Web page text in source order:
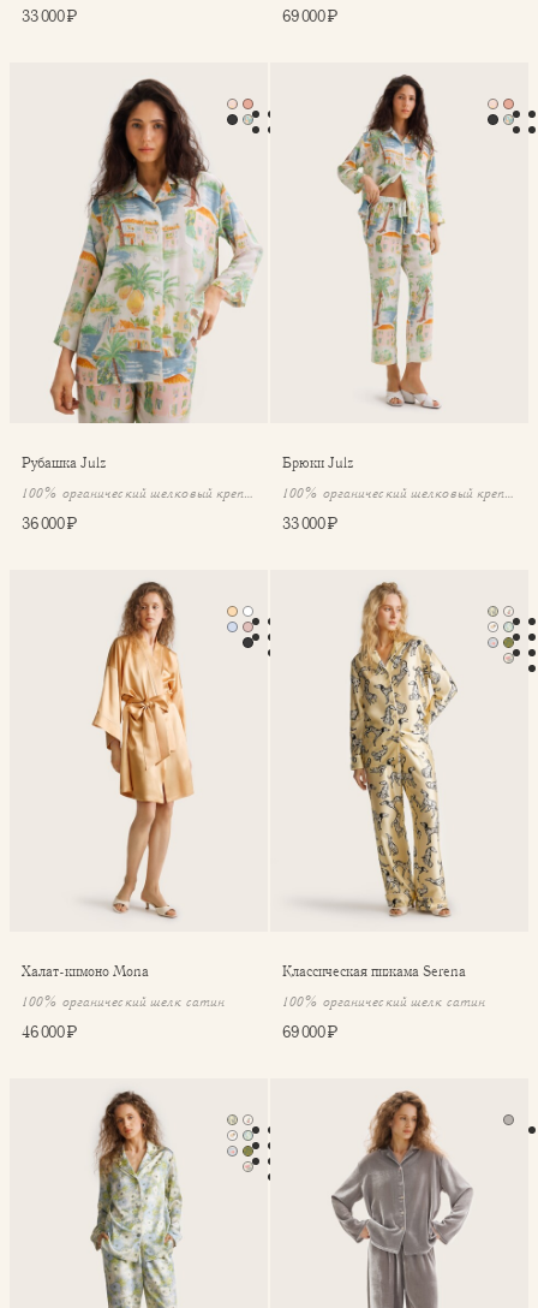
33 000 ₽ 69 000 ₽
Рубашка Julz
Рубашка Julz
100% органический шелковый крепдешин
36 000 ₽
Брюки Julz
100% органический шелковый крепдешин
33 000 ₽
Халат-кимоно Mona
Халат-кимоно Mona
100% органический шелк сатин
46 000 ₽
Классическая пижама
Классическая пижама Serena
100% органический шелк сатин
69 000 ₽
Классическая пижама Serena Рубашка Beatrice